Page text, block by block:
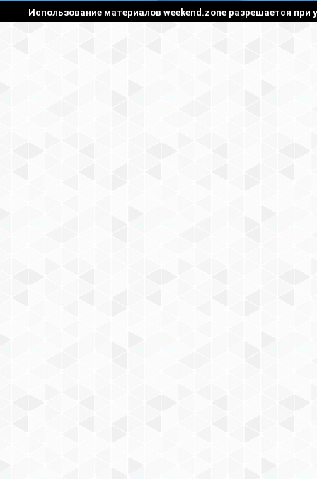
Использование материалов weekend.zone разрешается